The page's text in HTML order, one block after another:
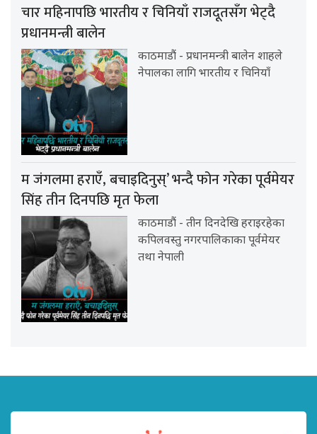
चार महिनापछि भारतीय र चिनियाँ राजदूतसँग भेट्दै
प्रधानमन्त्री बालेन
काठमाडौं - प्रधानमन्त्री बालेन शाहले
नेपालका लागि भारतीय र चिनियाँ
म जंगलमा हराएँ, बचाइदिनुस्’ भन्दै फोन गरेका पूर्वमेयर
सिंह तीन दिनपछि मृत फेला
काठमाडौं - तीन दिनदेखि हराइरहेका
कपिलवस्तु नगरपालिकाका पूर्वमेयर
तथा नेपाली